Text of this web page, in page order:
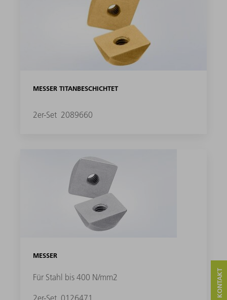
MESSER TITANBESCHICHTET
2er-Set 2089660
MESSER
Für Stahl bis 400 N/mm2